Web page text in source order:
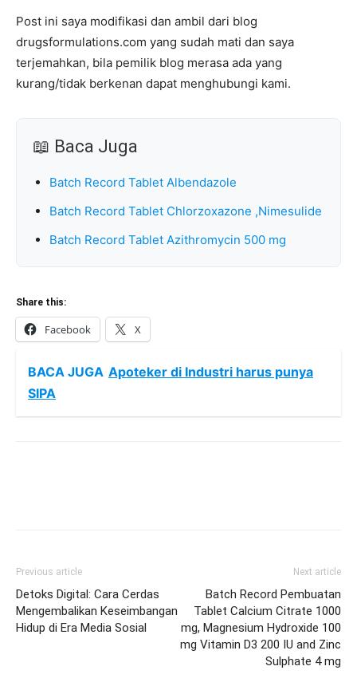
Post ini saya modifikasi dan ambil dari blog
drugsformulations.com yang sudah mati dan saya
terjemahkan, bila pemilik blog merasa ada yang
kurang/tidak berkenan dapat menghubungi kami.
📖 Baca Juga
Batch Record Tablet Albendazole
Batch Record Tablet Chlorzoxazone ,Nimesulide
Batch Record Tablet Azithromycin 500 mg
Share this:
Facebook X
BACA JUGA Apoteker di Industri harus punya
SIPA
Previous article
Detoks Digital: Cara Cerdas
Mengembalikan Keseimbangan
Hidup di Era Media Sosial
Next article
Batch Record Pembuatan
Tablet Calcium Citrate 1000
mg, Magnesium Hydroxide 100
mg Vitamin D3 200 IU and Zinc
Sulphate 4 mg